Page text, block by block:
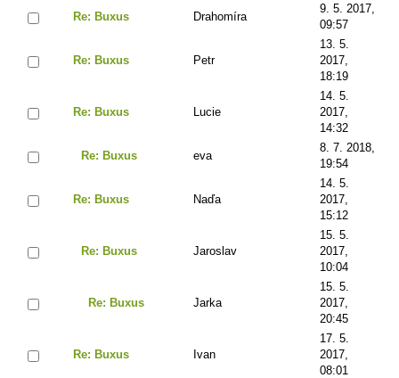
Re: Buxus Drahomíra
9. 5. 2017,
09:57
Re: Buxus Petr
13. 5.
2017,
18:19
Re: Buxus Lucie
14. 5.
2017,
14:32
Re: Buxus eva
8. 7. 2018,
19:54
Re: Buxus Naďa
14. 5.
2017,
15:12
Re: Buxus Jaroslav
15. 5.
2017,
10:04
Re: Buxus Jarka
15. 5.
2017,
20:45
Re: Buxus Ivan
17. 5.
2017,
08:01